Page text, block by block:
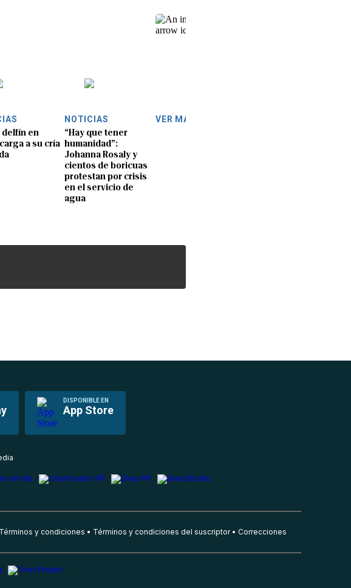
delfín en
a su cría
NOTICIAS
“Hay que tener
humanidad”:
Johanna Rosaly y
cientos de boricuas
protestan por crisis
en el servicio de
agua
VER MÁS
DISPONIBLE EN
App Store
Términos y condiciones Términos y condiciones del suscriptor Correcciones